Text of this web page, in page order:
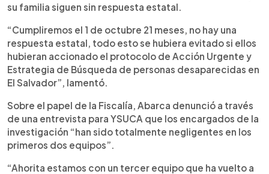
su familia siguen sin respuesta estatal.
“Cumpliremos el 1 de octubre 21 meses, no hay una
respuesta estatal, todo esto se hubiera evitado si ellos
hubieran accionado el protocolo de Acción Urgente y
Estrategia de Búsqueda de personas desaparecidas en
El Salvador”, lamentó.
Sobre el papel de la Fiscalía, Abarca denunció a través
de una entrevista para YSUCA que los encargados de la
investigación “han sido totalmente negligentes en los
primeros dos equipos”.
“Ahorita estamos con un tercer equipo que ha vuelto a